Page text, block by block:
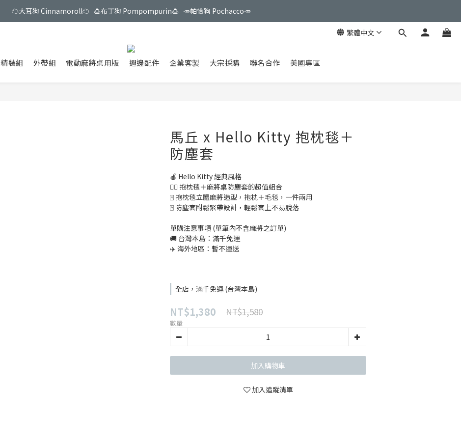
🐶 三麗鷗最新聯名系列 - 狗狗好朋友現貨販售中！🐶
☁️大耳狗 Cinnamoroll☁️   🍮布丁狗 Pompompurin🍮   🥕帕恰狗 Pochacco🥕
🐶 三麗鷗最新聯名系列 - 狗狗好朋友現貨販售中！🐶
繁體中文
精裝組 外帶組 電動麻將桌用版 週邊配件 企業客製 大宗採購 聯名合作 美國專區
馬丘 x Hello Kitty 抱枕毯＋
防塵套
🍎 Hello Kitty 經典風格
👍🏻 抱枕毯＋麻將桌防塵套的超值組合
🀄️ 抱枕毯立體麻將造型，抱枕＋毛毯，一件兩用
🀄️ 防塵套附鬆緊帶設計，輕鬆套上不易脫落
單購注意事項 (單筆內不含麻將之訂單)
🚚 台灣本島：滿千免運
✈️ 海外地區：暫不運送
全店，滿千免運 (台灣本島)
NT$1,380 NT$1,580
數量
加入購物車
加入追蹤清單